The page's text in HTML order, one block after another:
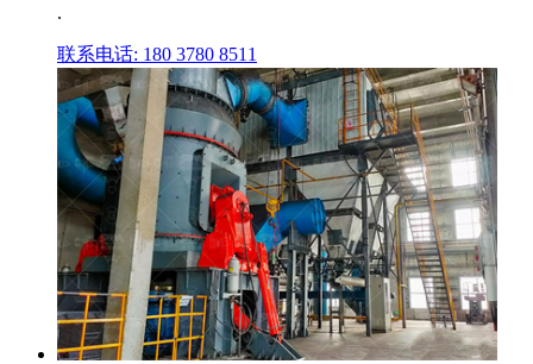
.
联系电话: 180 3780 8511